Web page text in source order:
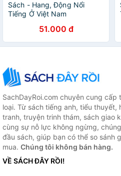
Sách - Hang, Động Nổi
Tiếng Ở Việt Nam
51.000 đ
SachDayRoi.com chuyên cung
loại. Từ sách tiếng anh, tiểu
tranh, truyện trinh thám, sách giao
cùng sự nỗ lực không ngừng,
đầu sách, giúp bạn có thể so sánh
mua. Chúng tôi không bán hàng.
VỀ SÁCH ĐÂY RỒI!